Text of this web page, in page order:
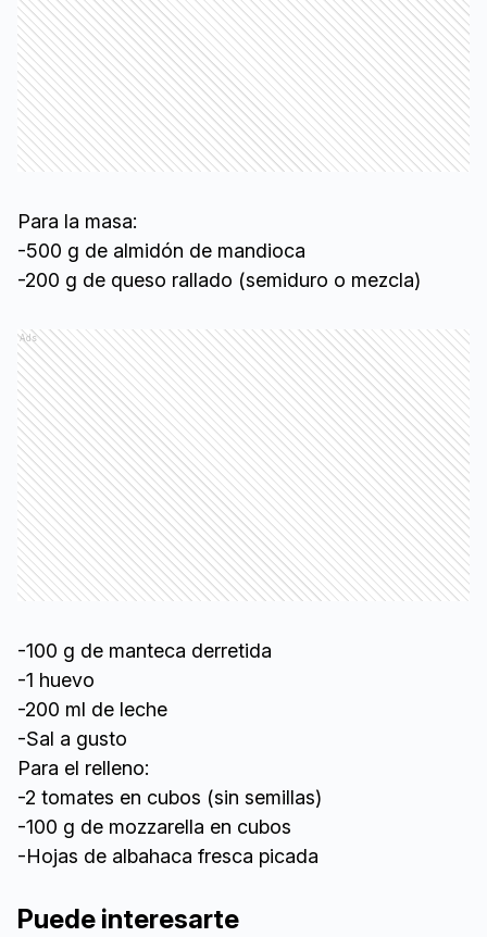
Para la masa:
-500 g de almidón de mandioca
-200 g de queso rallado (semiduro o mezcla)
Ads
-100 g de manteca derretida
-1 huevo
-200 ml de leche
-Sal a gusto
Para el relleno:
-2 tomates en cubos (sin semillas)
-100 g de mozzarella en cubos
-Hojas de albahaca fresca picada
Puede interesarte